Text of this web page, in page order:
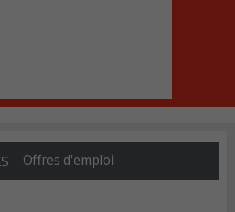
Offres d'emploi